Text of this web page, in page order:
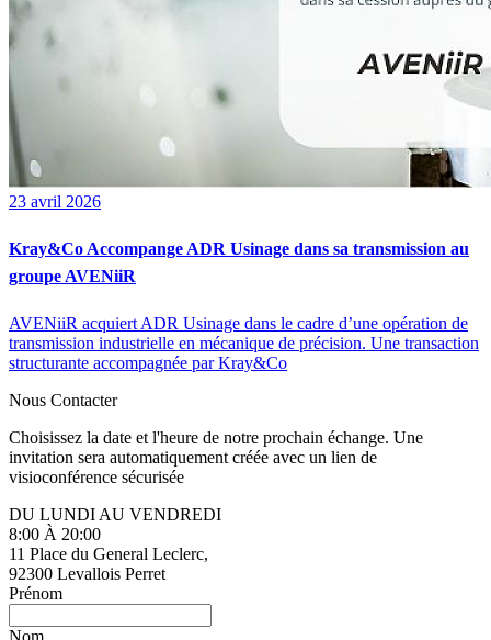
23 avril 2026
Kray&Co Accompange ADR Usinage dans sa transmission au
groupe AVENiiR
AVENiiR acquiert ADR Usinage dans le cadre d’une opération de
transmission industrielle en mécanique de précision. Une transaction
structurante accompagnée par Kray&Co
Nous Contacter
Choisissez la date et l'heure de notre prochain échange. Une
invitation sera automatiquement créée avec un lien de
visioconférence sécurisée
DU LUNDI AU VENDREDI
8:00 À 20:00
11 Place du General Leclerc,
92300 Levallois Perret
Prénom
Nom